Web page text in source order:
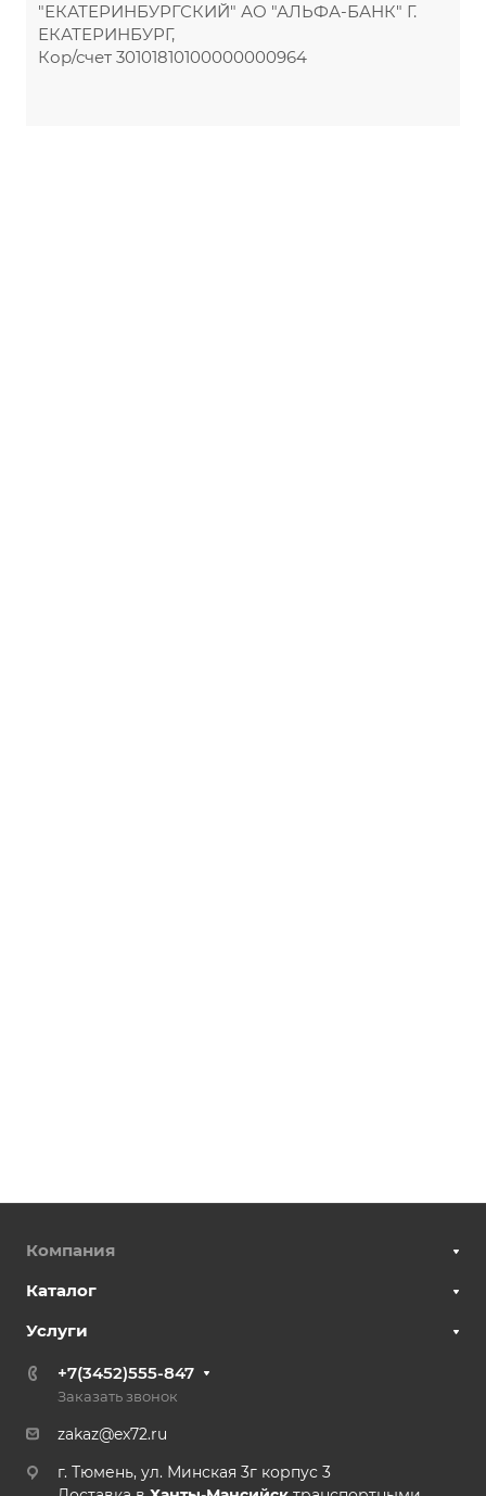
"ЕКАТЕРИНБУРГСКИЙ" АО "АЛЬФА-БАНК" Г.
ЕКАТЕРИНБУРГ,
Кор/счет 30101810100000000964
Компания
Каталог
Услуги
+7(3452)555-847
Заказать звонок
zakaz@ex72.ru
г. Тюмень, ул. Минская 3г корпус 3